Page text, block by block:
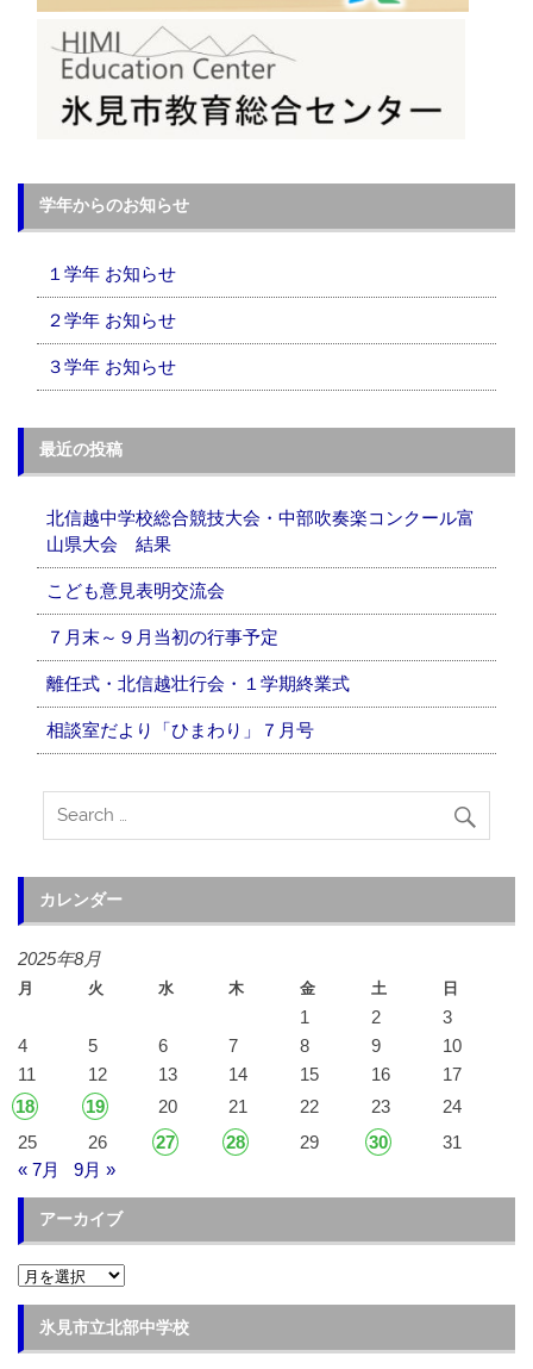
学年からのお知らせ
１学年 お知らせ
２学年 お知らせ
３学年 お知らせ
最近の投稿
北信越中学校総合競技大会・中部吹奏楽コンクール富
山県大会 結果
こども意見表明交流会
７月末～９月当初の行事予定
離任式・北信越壮行会・１学期終業式
相談室だより「ひまわり」７月号
カレンダー
2025年8月
月 火 水 木 金 土 日
1 2
3
4
5 6 7 8 9
10
11
12 13 14 15 16
17
18
19 20 21 22 23
24
25
26 27 28 29 30
31
« 7月
9月 »
アーカイブ
ア
ー
カ
氷見市立北部中学校